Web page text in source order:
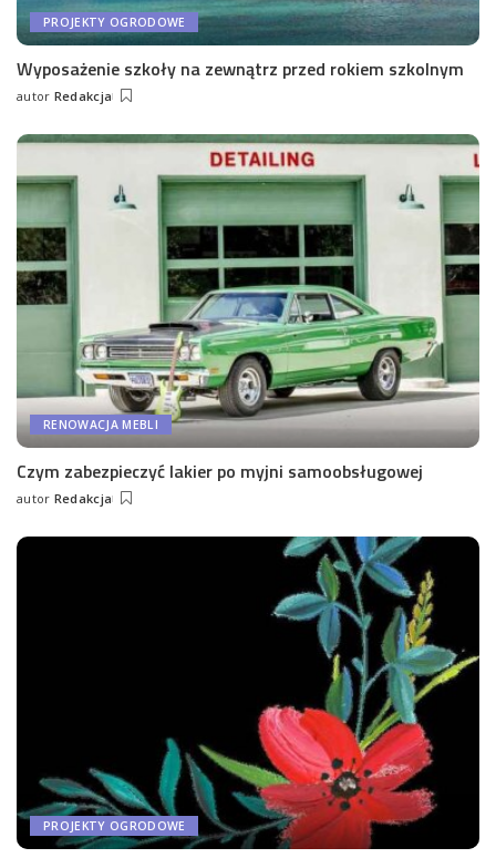
PROJEKTY OGRODOWE
Wyposażenie szkoły na zewnątrz przed rokiem szkolnym
Wysłany
autor Redakcja
RENOWACJA MEBLI
Czym zabezpieczyć lakier po myjni samoobsługowej
Wysłany
autor Redakcja
PROJEKTY OGRODOWE